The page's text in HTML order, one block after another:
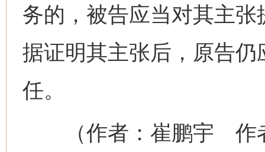
务的，被告应当对其主
据证明其主张后，原告
任。
（作者：崔鹏宇 作者